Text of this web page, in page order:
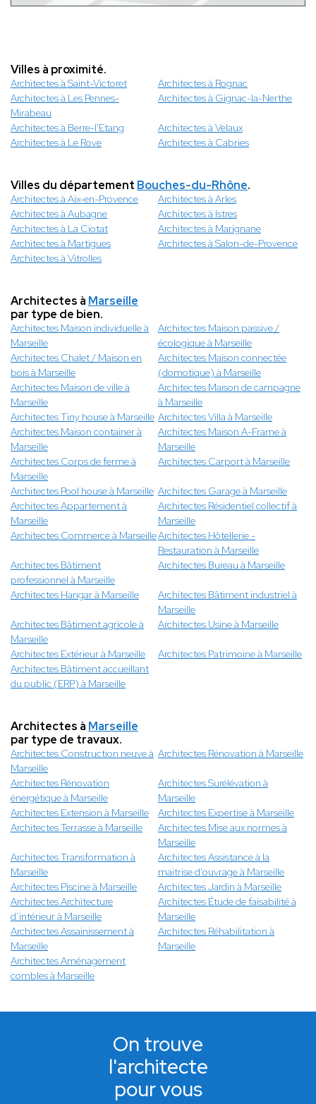
Villes à proximité.
Architectes à Saint-Victoret
Architectes à Rognac
Architectes à Les Pennes-
Mirabeau
Architectes à Gignac-la-Nerthe
Architectes à Berre-l'Etang
Architectes à Velaux
Architectes à Le Rove
Architectes à Cabries
Villes du département Bouches-du-Rhône.
Architectes à Aix-en-Provence
Architectes à Arles
Architectes à Aubagne
Architectes à Istres
Architectes à La Ciotat
Architectes à Marignane
Architectes à Martigues
Architectes à Salon-de-Provence
Architectes à Vitrolles
Architectes à Marseille
par type de bien.
Architectes Maison individuelle à
Marseille
Architectes Maison passive /
écologique à Marseille
Architectes Chalet / Maison en
bois à Marseille
Architectes Maison connectée
(domotique) à Marseille
Architectes Maison de ville à
Marseille
Architectes Maison de campagne
à Marseille
Architectes Tiny house à Marseille Architectes Villa à Marseille
Architectes Maison container à
Marseille
Architectes Maison A-Frame à
Marseille
Architectes Corps de ferme à
Marseille
Architectes Carport à Marseille
Architectes Pool house à Marseille Architectes Garage à Marseille
Architectes Appartement à
Marseille
Architectes Résidentiel collectif à
Marseille
Architectes Commerce à MarseilleArchitectes Hôtellerie -
Restauration à Marseille
Architectes Bâtiment
professionnel à Marseille
Architectes Bureau à Marseille
Architectes Hangar à Marseille
Architectes Bâtiment industriel à
Marseille
Architectes Bâtiment agricole à
Marseille
Architectes Usine à Marseille
Architectes Extérieur à Marseille
Architectes Patrimoine à Marseille
Architectes Bâtiment accueillant
du public (ERP) à Marseille
Architectes à Marseille
par type de travaux.
Architectes Construction neuve à
Marseille
Architectes Rénovation à Marseille
Architectes Rénovation
énergétique à Marseille
Architectes Surélévation à
Marseille
Architectes Extension à Marseille
Architectes Expertise à Marseille
Architectes Terrasse à Marseille
Architectes Mise aux normes à
Marseille
Architectes Transformation à
Marseille
Architectes Assistance à la
maitrise d'ouvrage à Marseille
Architectes Piscine à Marseille
Architectes Jardin à Marseille
Architectes Architecture
d’intérieur à Marseille
Architectes Étude de faisabilité à
Marseille
Architectes Assainissement à
Marseille
Architectes Réhabilitation à
Marseille
Architectes Aménagement
combles à Marseille
On trouve
l'architecte
pour vous